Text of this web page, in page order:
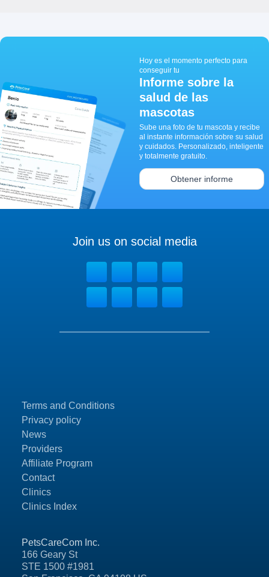
Hoy es el momento perfecto para
conseguir tu
Informe sobre la
salud de las
mascotas
Sube una foto de tu mascota y recibe
al instante información sobre su salud
y cuidados. Personalizado, inteligente
y totalmente gratuito.
Obtener informe
PetsCareCom Inc.
166 Geary St
STE 1500 #1981
Terms and Conditions
Privacy policy
News
Providers
Affiliate Program
Contact
Clinics
Clinics Index
Join us on social media